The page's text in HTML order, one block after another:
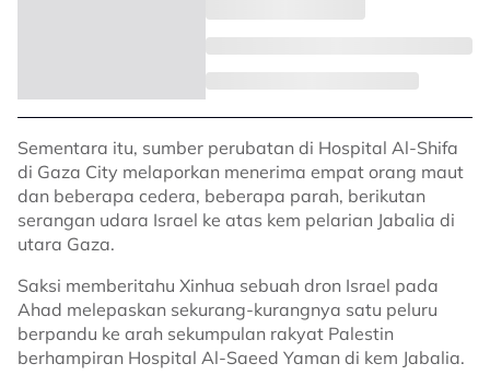
Sementara itu, sumber perubatan di Hospital Al-Shifa
di Gaza City melaporkan menerima empat orang maut
dan beberapa cedera, beberapa parah, berikutan
serangan udara Israel ke atas kem pelarian Jabalia di
utara Gaza.
Saksi memberitahu Xinhua sebuah dron Israel pada
Ahad melepaskan sekurang-kurangnya satu peluru
berpandu ke arah sekumpulan rakyat Palestin
berhampiran Hospital Al-Saeed Yaman di kem Jabalia.